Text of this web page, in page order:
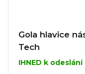
Gola hlavice
Tech
IHNED k odeslání